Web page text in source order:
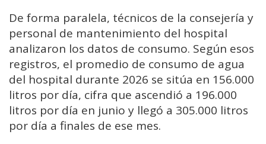
De forma paralela, técnicos de la consejería y
personal de mantenimiento del hospital
analizaron los datos de consumo. Según esos
registros, el promedio de consumo de agua
del hospital durante 2026 se sitúa en 156.000
litros por día, cifra que ascendió a 196.000
litros por día en junio y llegó a 305.000 litros
por día a finales de ese mes.